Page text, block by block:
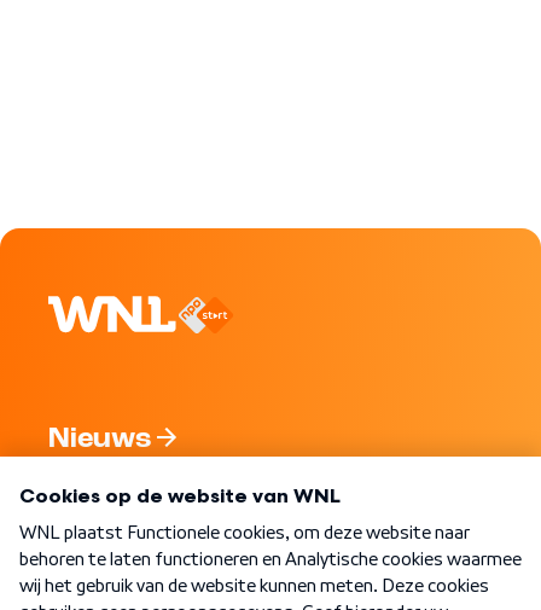
Nieuws
Nieuwsbrief
Word Lid